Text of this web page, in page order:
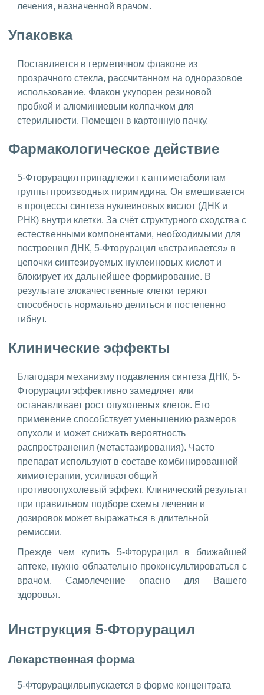
лечения, назначенной врачом.
Упаковка
Поставляется в герметичном флаконе из
прозрачного стекла, рассчитанном на одноразовое
использование. Флакон укупорен резиновой
пробкой и алюминиевым колпачком для
стерильности. Помещен в картонную пачку.
Фармакологическое действие
5-Фторурацил принадлежит к антиметаболитам
группы производных пиримидина. Он вмешивается
в процессы синтеза нуклеиновых кислот (ДНК и
РНК) внутри клетки. За счёт структурного сходства с
естественными компонентами, необходимыми для
построения ДНК, 5-Фторурацил «встраивается» в
цепочки синтезируемых нуклеиновых кислот и
блокирует их дальнейшее формирование. В
результате злокачественные клетки теряют
способность нормально делиться и постепенно
гибнут.
Клинические эффекты
Благодаря механизму подавления синтеза ДНК, 5-
Фторурацил эффективно замедляет или
останавливает рост опухолевых клеток. Его
применение способствует уменьшению размеров
опухоли и может снижать вероятность
распространения (метастазирования). Часто
препарат используют в составе комбинированной
химиотерапии, усиливая общий
противоопухолевый эффект. Клинический результат
при правильном подборе схемы лечения и
дозировок может выражаться в длительной
ремиссии.
Прежде чем купить 5-Фторурацил в ближайшей
аптеке, нужно обязательно проконсультироваться с
врачом. Самолечение опасно для Вашего
здоровья.
Инструкция 5-Фторурацил
Лекарственная форма
5-Фторурацилвыпускается в форме концентрата